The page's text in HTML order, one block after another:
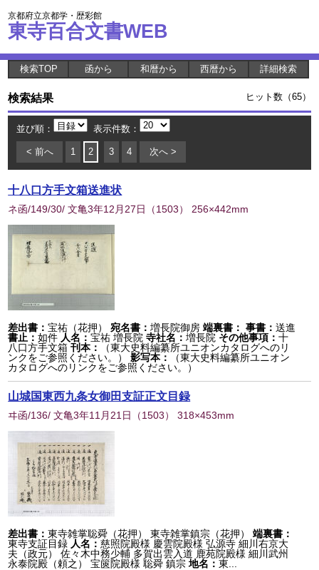
京都府立京都学・歴彩館
東寺百合文書WEB
検索TOP 函から 和暦から 西暦から 詳細検索
検索結果 ヒット数（65）
並び順： 表示件数：
< 前へ 1 2 3 4 次へ >
十八口方手文箱送進状
ネ函/149/30/ 文亀3年12月27日 （1503） 256×442mm
差出書：宝祐（花押） 宛名書：増長院御房 端裏書： 事書：送進
書止：如件 人名：宝祐 増長院 寺社名：増長院 その他事項：十
八口方手文箱刊本：
（東大史料編纂所ユニオンカタログへのリ
ンクをご参照ください。）
影写本：
（東大史料編纂所ユニオン
カタログへのリンクをご参照ください。）
山城国東西九条女御田支証正文目録
ヰ函/136/ 文亀3年11月21日 （1503） 318×453mm
差出書：東寺雑掌聡舜（花押） 東寺雑掌鎮宗（花押）
端裏書：
東寺支証目録 人名：慈照院殿様 慶雲院殿様 弘源寺 細川右京大
夫（政元） 佐々木中務少輔 多賀出雲入道 鹿苑院殿様 細川武州
永泰院殿（頼之） 宝篋院殿様 聡舜 鎮宗 地名：東...